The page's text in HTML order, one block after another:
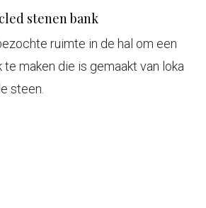
stenen bank
ruimte in de hal om een
maken die is gemaakt van loka
steen.